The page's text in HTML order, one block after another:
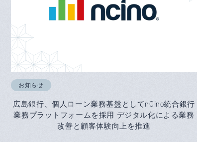
お知らせ
広島銀行、個人ローン業務基盤としてnCino統合銀行
業務プラットフォームを採用 デジタル化による業務
改善と顧客体験向上を推進